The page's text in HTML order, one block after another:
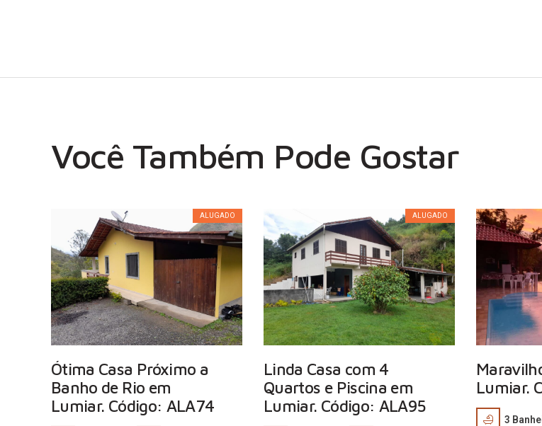
Você Também Pode Gostar
ALUGADO
Ótima Casa Próximo a
Banho de Rio em
Lumiar. Código: ALA74
ALUGADO
Linda Casa com 4
Quartos e Piscina em
Lumiar. Código: ALA95
Lumiar.
3